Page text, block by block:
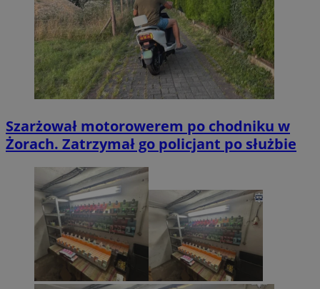
Szarżował motorowerem po chodniku w
Żorach. Zatrzymał go policjant po służbie